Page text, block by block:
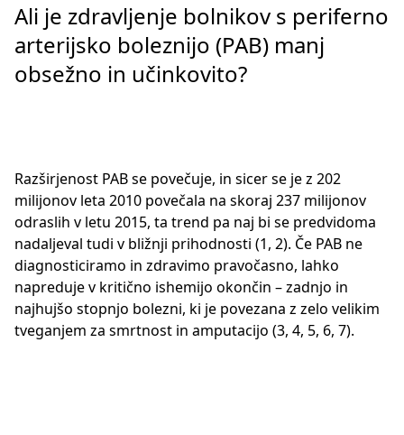
Ali je zdravljenje bolnikov s periferno
arterijsko boleznijo (PAB) manj
obsežno in učinkovito?
Razširjenost PAB se povečuje, in sicer se je z 202
milijonov leta 2010 povečala na skoraj 237 milijonov
odraslih v letu 2015, ta trend pa naj bi se predvidoma
nadaljeval tudi v bližnji prihodnosti (1, 2). Če PAB ne
diagnosticiramo in zdravimo pravočasno, lahko
napreduje v kritično ishemijo okončin – zadnjo in
najhujšo stopnjo bolezni, ki je povezana z zelo velikim
tveganjem za smrtnost in amputacijo (3, 4, 5, 6, 7).